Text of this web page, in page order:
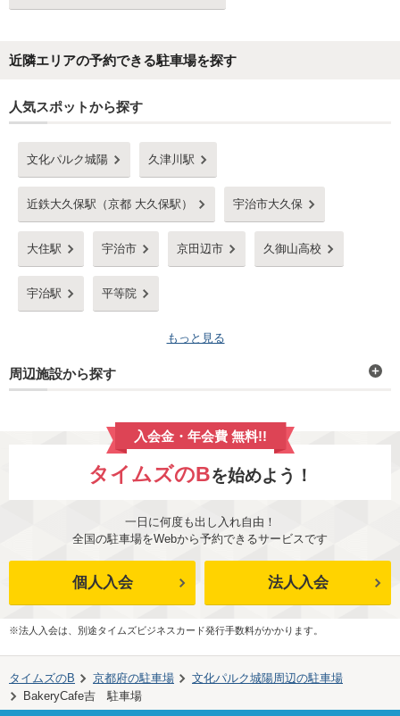
近隣エリアの予約できる駐車場を探す
人気スポットから探す
文化パルク城陽 久津川駅
近鉄大久保駅（京都 大久保駅） 宇治市大久保
大住駅 宇治市 京田辺市 久御山高校
宇治駅 平等院
もっと見る
周辺施設から探す
入会金・年会費 無料!!
タイムズのBを始めよう！
一日に何度も出し入れ自由！
全国の駐車場をWebから予約できるサービスです
個人入会 法人入会
※法人入会は、別途タイムズビジネスカード発行手数料がかかります。
タイムズのB 京都府の駐車場 文化パルク城陽周辺の駐車場
BakeryCafe吉 駐車場